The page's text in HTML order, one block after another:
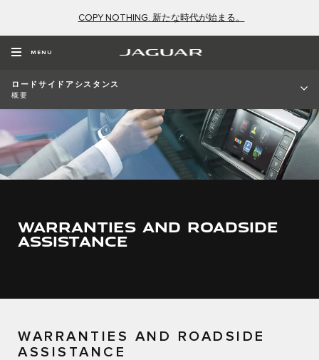
COPY NOTHING. 新たな時代が始まる。
MENU
ロードサイドアシスタンス
概要
WARRANTIES AND ROADSIDE
ASSISTANCE
WARRANTIES AND ROADSIDE
ASSISTANCE